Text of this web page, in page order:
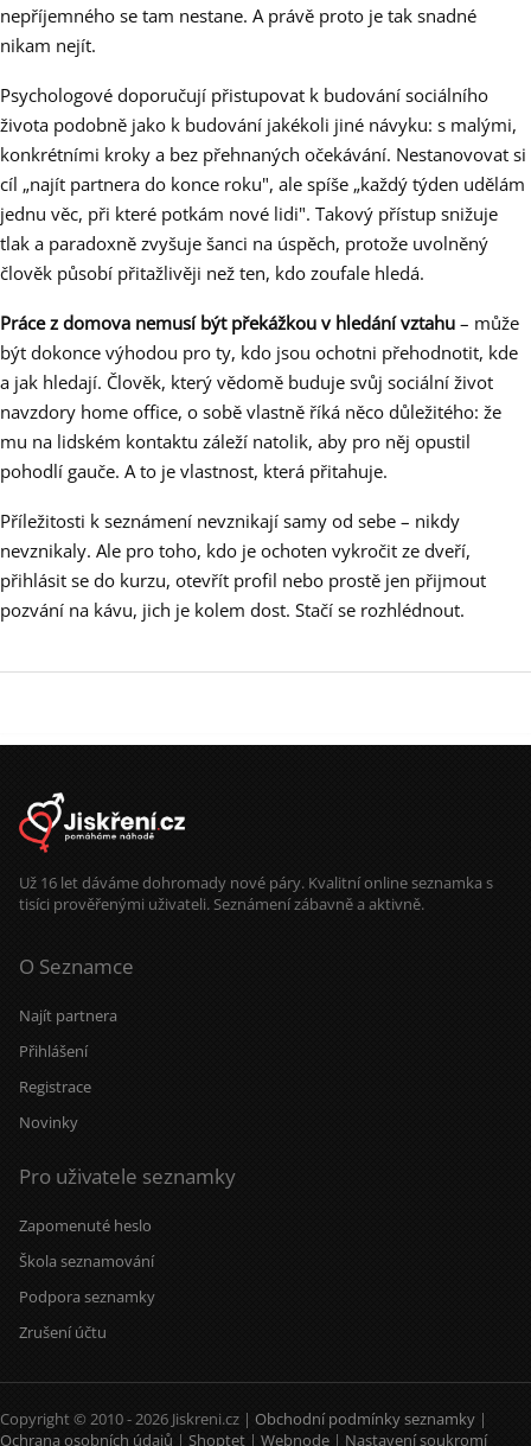
nepříjemného se tam nestane. A právě proto je tak snadné
nikam nejít.
Psychologové doporučují přistupovat k budování sociálního
života podobně jako k budování jakékoli jiné návyku: s malými,
konkrétními kroky a bez přehnaných očekávání. Nestanovovat si
cíl „najít partnera do konce roku", ale spíše „každý týden udělám
jednu věc, při které potkám nové lidi". Takový přístup snižuje
tlak a paradoxně zvyšuje šanci na úspěch, protože uvolněný
člověk působí přitažlivěji než ten, kdo zoufale hledá.
Práce z domova nemusí být překážkou v hledání vztahu – může
být dokonce výhodou pro ty, kdo jsou ochotni přehodnotit, kde
a jak hledají. Člověk, který vědomě buduje svůj sociální život
navzdory home office, o sobě vlastně říká něco důležitého: že
mu na lidském kontaktu záleží natolik, aby pro něj opustil
pohodlí gauče. A to je vlastnost, která přitahuje.
Příležitosti k seznámení nevznikají samy od sebe – nikdy
nevznikaly. Ale pro toho, kdo je ochoten vykročit ze dveří,
přihlásit se do kurzu, otevřít profil nebo prostě jen přijmout
pozvání na kávu, jich je kolem dost. Stačí se rozhlédnout.
Už 16 let dáváme dohromady nové páry. Kvalitní online seznamka s
tisíci prověřenými uživateli. Seznámení zábavně a aktivně.
O Seznamce
Najít partnera
Přihlášení
Registrace
Novinky
Pro uživatele seznamky
Zapomenuté heslo
Škola seznamování
Podpora seznamky
Zrušení účtu
Copyright © 2010 - 2026 Jiskreni.cz | Obchodní podmínky seznamky |
Ochrana osobních údajů | Shoptet | Webnode | Nastavení soukromí